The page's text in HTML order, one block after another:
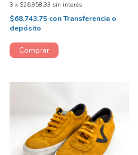
3 x $26.958,33 sin interés
$68.743,75 conTransferencia o
depósito